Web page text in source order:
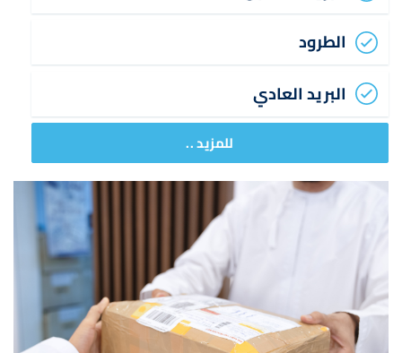
الطرود
البريد العادي
للمزيد ..